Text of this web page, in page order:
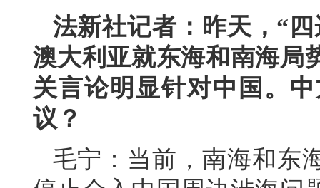
法新社记者：昨天，“
澳大利亚就东海和南海局
关言论明显针对中国。
议？
毛宁：当前，南海和东